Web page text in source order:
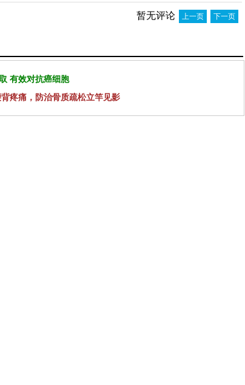
暂无评论 上一页 下一页
有效对抗癌细胞
疼痛，防治骨质疏松立竿见影